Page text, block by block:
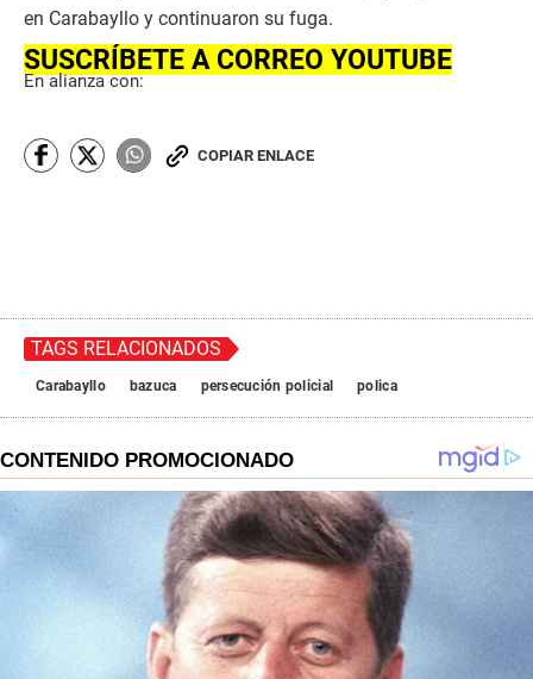
en Carabayllo y continuaron su fuga.
SUSCRÍBETE A CORREO YOUTUBE
En alianza con:
COPIAR ENLACE
TAGS RELACIONADOS
Carabayllo bazuca persecución policial polica